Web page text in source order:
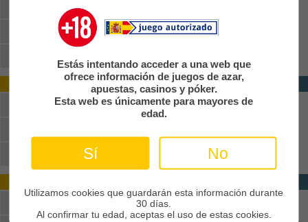
-
Doble oportunidad (primera mitad)
Genoa o empate -
-
Estás intentando acceder a una web que
ofrece información de juegos de azar,
apuestas, casinos y póker.
Esta web es únicamente para mayores de
edad.
Sí No
Utilizamos cookies que guardarán esta información durante
30 días.
Al confirmar tu edad, aceptas el uso de estas cookies.